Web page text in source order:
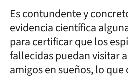
Es contundente y
evidencia científica
para certificar que los
fallecidas puedan visitar
amigos en sueños, lo